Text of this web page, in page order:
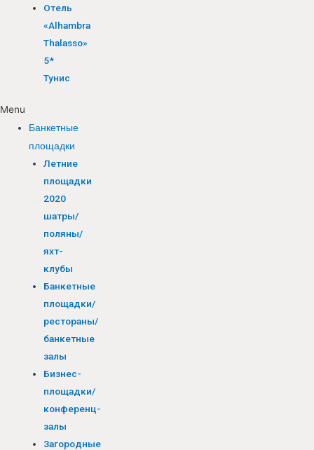
Отель
«Alhambra
Thalasso»
5*
Тунис
Menu
Банкетные
площадки
Летние
площадки
2020
шатры/
поляны/
яхт-
клубы
Банкетные
площадки/
рестораны/
банкетные
залы
Бизнес-
площадки/
конференц-
залы
Загородные